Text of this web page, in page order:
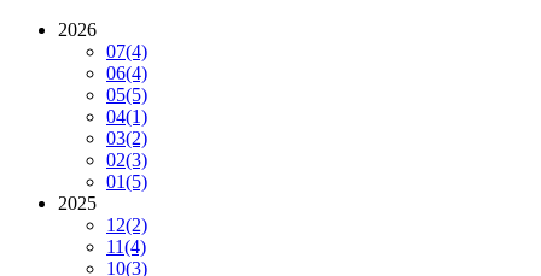
2026
07(4)
06(4)
05(5)
04(1)
03(2)
02(3)
01(5)
2025
12(2)
11(4)
10(3)